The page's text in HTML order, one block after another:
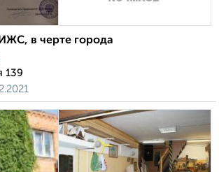
в черте города
139